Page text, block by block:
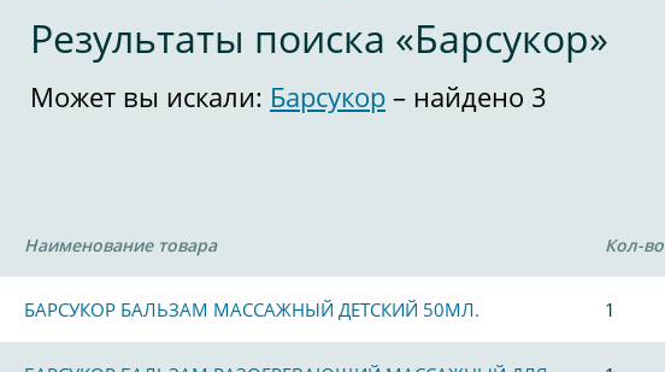
Результаты поиска «Барсукор»
Может вы искали: Барсукор – найдено 3
Наименование товара Кол-во
БАРСУКОР БАЛЬЗАМ МАССАЖНЫЙ ДЕТСКИЙ 50МЛ. 1